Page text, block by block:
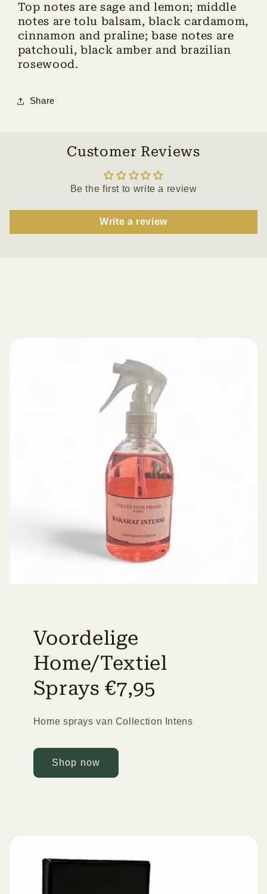
Top notes are sage and lemon; middle
notes are tolu balsam, black cardamom,
cinnamon and praline; base notes are
patchouli, black amber and brazilian
rosewood.
Share
Customer Reviews
Be the first to write a review
Write a review
Voordelige
Home/Textiel
Sprays €7,95
Home sprays van Collection Intens
Shop now